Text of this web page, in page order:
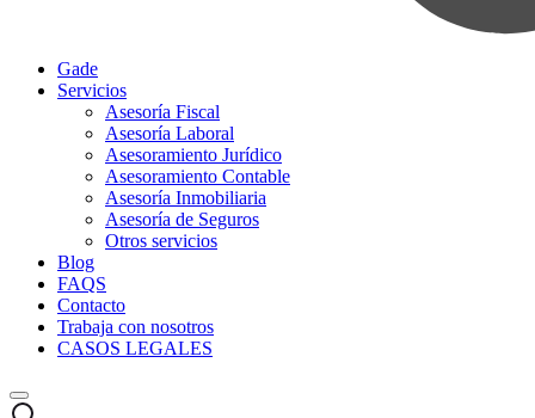
Gade
Servicios
Asesoría Fiscal
Asesoría Laboral
Asesoramiento Jurídico
Asesoramiento Contable
Asesoría Inmobiliaria
Asesoría de Seguros
Otros servicios
Blog
FAQS
Contacto
Trabaja con nosotros
CASOS LEGALES